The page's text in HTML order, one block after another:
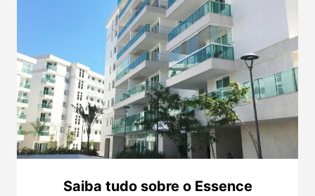
Saiba tudo sobre o Essence